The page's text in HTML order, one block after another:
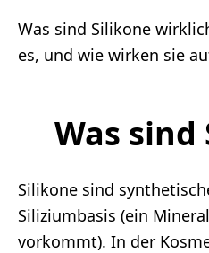
Was sind Silikone
es, und wie wirken sie
Was sind
Silikone sind
Siliziumbasis (ein
vorkommt). In der